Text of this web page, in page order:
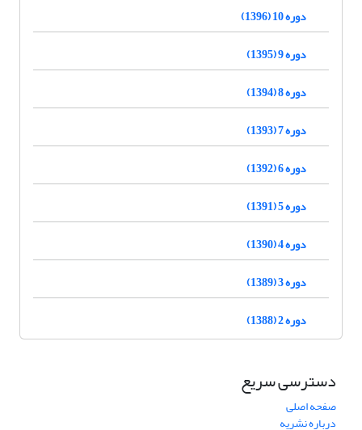
دوره 10 (1396)
دوره 9 (1395)
دوره 8 (1394)
دوره 7 (1393)
دوره 6 (1392)
دوره 5 (1391)
دوره 4 (1390)
دوره 3 (1389)
دوره 2 (1388)
دسترسی سریع
صفحه اصلی
درباره نشریه